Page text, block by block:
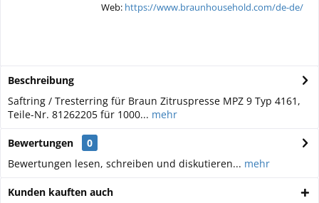
Web: https://www.braunhousehold.com/de-de/
Beschreibung
Saftring / Tresterring für Braun Zitruspresse MPZ 9 Typ 4161,
Teile-Nr. 81262205 für 1000... mehr
Bewertungen
0
Bewertungen lesen, schreiben und diskutieren... mehr
Kunden kauften auch